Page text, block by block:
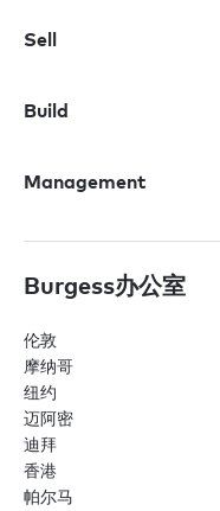
Sell
Build
Management
Burgess办公室
伦敦
摩纳哥
纽约
迈阿密
迪拜
香港
帕尔马